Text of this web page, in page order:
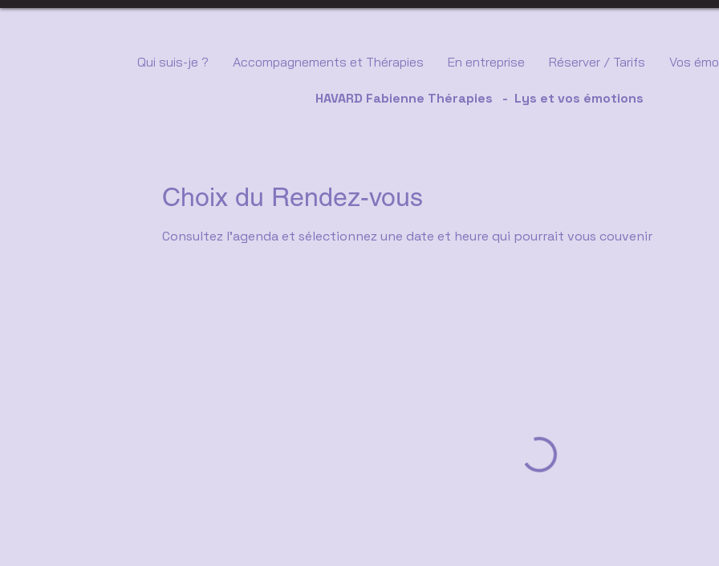
HAVARD Fabienne Thérapies - Lys et vos émotions
Qui suis-je ? Accompagnements et Thérapies En entreprise Réserver / Tarifs Vos
Choix du Rendez-vous
Consultez l'agenda et sélectionnez une date et heure qui pourrait vous couvenir